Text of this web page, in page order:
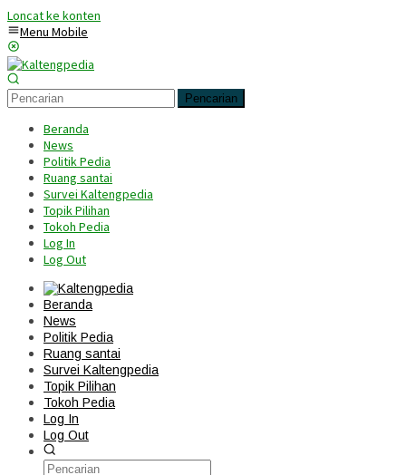
Loncat ke konten
Menu Mobile
Pencarian
Beranda
News
Politik Pedia
Ruang santai
Survei Kaltengpedia
Topik Pilihan
Tokoh Pedia
Log In
Log Out
Beranda
News
Politik Pedia
Ruang santai
Survei Kaltengpedia
Topik Pilihan
Tokoh Pedia
Log In
Log Out